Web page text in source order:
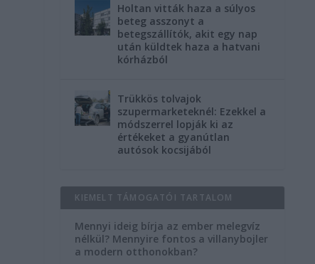
Holtan vitták haza a súlyos
beteg asszonyt a
betegszállítók, akit egy nap
után küldtek haza a hatvani
kórházból
Trükkös tolvajok
szupermarketeknél: Ezekkel a
módszerrel lopják ki az
értékeket a gyanútlan
autósok kocsijából
KIEMELT TÁMOGATÓI TARTALOM
Mennyi ideig bírja az ember melegvíz
nélkül? Mennyire fontos a villanybojler
a modern otthonokban?